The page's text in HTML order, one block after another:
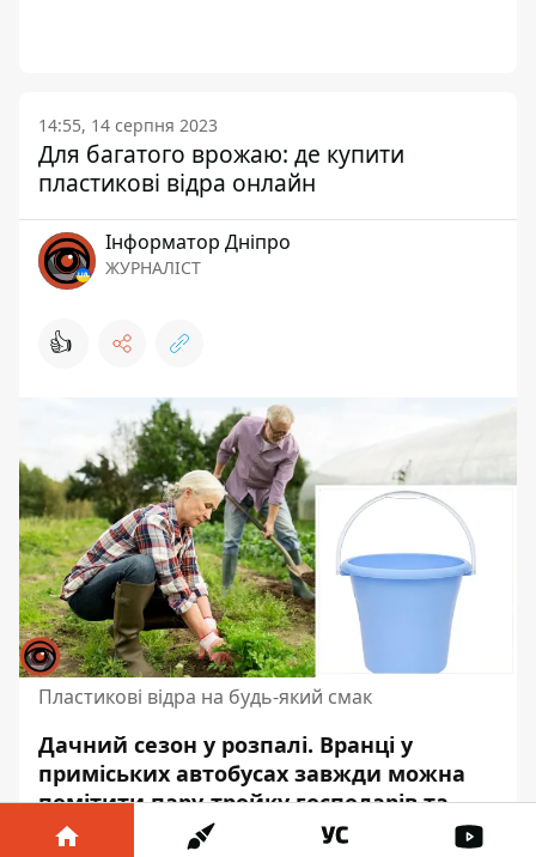
14:55, 14 серпня 2023
Для багатого врожаю: де купити
пластикові відра онлайн
Інформатор Дніпро
ЖУРНАЛІСТ
👍
Пластикові відра на будь-який смак
Дачний сезон у розпалі. Вранці у
приміських автобусах завжди можна
помітити пару-тройку господарів та
господинь, які поспішають на свої